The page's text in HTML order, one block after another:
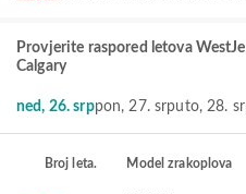
Provjerite raspored letova
Calgary
ned, 26. srppon, 27. srputo, 28.
Broj leta. Model zrakoplova